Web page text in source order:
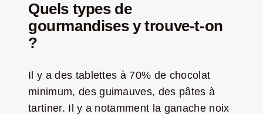
Quels types de
gourmandises y trouve-t-on
?
Il y a des tablettes à 70% de chocolat
minimum, des guimauves, des pâtes à
tartiner. Il y a notamment la ganache noix